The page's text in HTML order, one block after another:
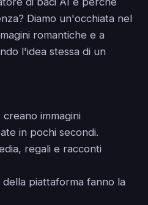
Diamo un'occhiata nel
romantiche e a
l'idea stessa di un
immagini
in pochi secondi.
regali e racconti
piattaforma fanno la